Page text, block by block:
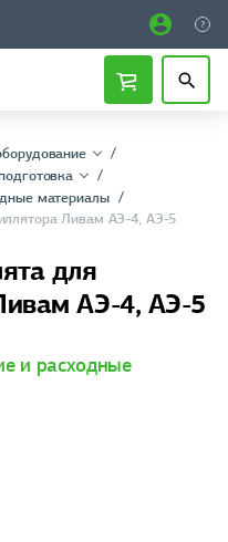
округ
материалы
Ливам АЭ-4, АЭ-5
для
АЭ-4, АЭ-5
и расходные